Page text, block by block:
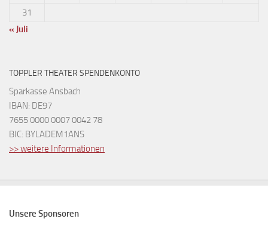
31
« Juli
TOPPLER THEATER SPENDENKONTO
Sparkasse Ansbach
IBAN: DE97
7655 0000 0007 0042 78
BIC: BYLADEM1ANS
>> weitere Informationen
Unsere Sponsoren